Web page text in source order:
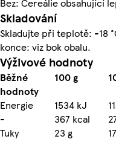
Skladování
Skladujte při teplotě: -18
konce: viz bok obalu.
Výživové hodnoty
Běžné
hodnoty
100 g
Energie
1534 kJ
-
367 kcal
Tuky
23 g